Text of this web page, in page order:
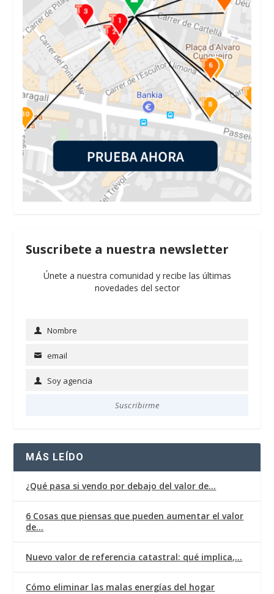
Suscribete a nuestra newsletter
Únete a nuestra comunidad y recibe las últimas
novedades del sector
NameNombre
Email email
Soy
Soy agencia
Suscribirme
MÁS LEÍDO
¿Qué pasa si vendo por debajo del valor de…
6 Cosas que piensas que pueden aumentar el valor
de…
Nuevo valor de referencia catastral: qué implica,…
Cómo eliminar las malas energías del hogar